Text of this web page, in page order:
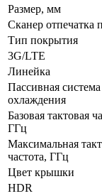
Размер, мм
Сканер отпечатка
Тип покрытия
3G/LTE
Линейка
Пассивная система
охлаждения
Базовая тактовая
ГГц
Максимальная
частота, ГГц
Цвет крышки
HDR